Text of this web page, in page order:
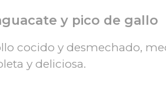
y pico de gallo
cocido y desmechado,
y deliciosa.